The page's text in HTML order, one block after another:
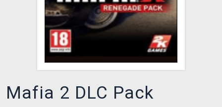
VÝKUP HER (BAZAR)
Mafia 2 DLC Pack